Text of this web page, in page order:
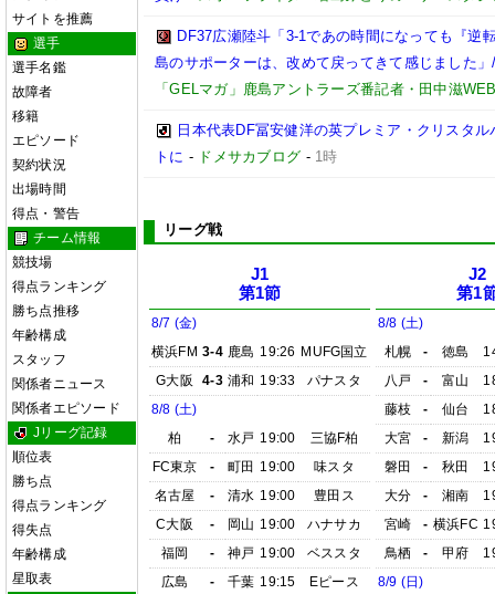
サイトを推薦
選手
選手名鑑
故障者
移籍
エピソード
契約状況
出場時間
得点・警告
チーム情報
競技場
得点ランキング
勝ち点推移
年齢構成
スタッフ
関係者ニュース
関係者エピソード
Jリーグ記録
順位表
勝ち点
得点ランキング
得失点
年齢構成
星取表
DF37広瀬陸斗「3-1であの時間になっても『逆
島のサポーターは、改めて戻ってきて感じました
「GELマガ」鹿島アントラーズ番記者・田中滋
日本代表DF冨安健洋の英プレミア・クリスタ
トに - ドメサカブログ - 1時
リーグ戦
J1
第1節
8/7 (金)
横浜FM 3-4 鹿島 19:26 MUFG国立
G大阪
4-3 浦和 19:33
パナスタ
8/8 (土)
柏
- 水戸 19:00
三協F柏
FC東京
- 町田 19:00
味スタ
名古屋
- 清水 19:00
豊田ス
C大阪
- 岡山 19:00
ハナサカ
福岡
- 神戸 19:00
ベススタ
広島
- 千葉 19:15
Eピース
J2
第1
8/8 (土)
札幌
- 徳島
八戸
- 富山
藤枝
- 仙台
大宮
- 新潟
磐田
- 秋田
大分
- 湘南
宮崎
- 横浜FC
鳥栖
- 甲府
8/9 (日)